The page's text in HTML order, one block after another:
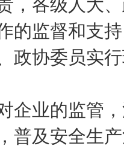
，各级人大
的监督和支
政协委员实
企业的监管
普及安全生